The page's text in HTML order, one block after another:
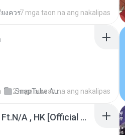
ยงควร7 mga taon na ang nakalipas
SnapTube Audio
2 mga buwan na ang nakalipas
KRK - เธอทิ้งฉันไว้ Ft.N/A , HK [Official MV]